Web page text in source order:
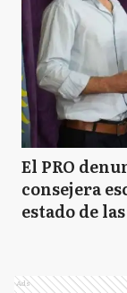
El PRO
consejera
estado de
Ads